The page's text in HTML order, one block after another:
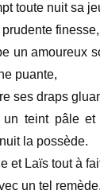
toute nuit sa
finesse,
un amoureux
puante,
ses draps
teint pâle et
la possède.
et Laïs tout à
un tel remède.